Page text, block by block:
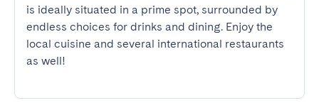
is ideally situated in a prime spot, surrounded by
endless choices for drinks and dining. Enjoy the
local cuisine and several international restaurants
as well!